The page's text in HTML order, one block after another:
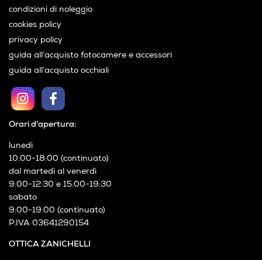
OTTICA ZANICHELLI
Orari d'apertura:
lunedì
10:00-18:00 (continuato)
dal martedì al venerdì
9:00-12:30 e 15:00-19:30
sabato
9:00-19:00 (continuato)
P.IVA 03641290154
condizioni di noleggio
cookies policy
privacy policy
guida all’acquisto fotocamere e accessori
guida all’acquisto occhiali